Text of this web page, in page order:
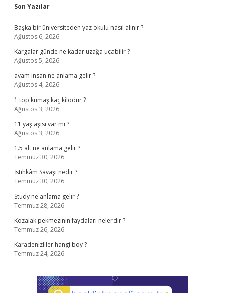
Sidebar
Son Yazılar
Başka bir üniversiteden yaz okulu nasıl alınır ?
Ağustos 6, 2026
Kargalar günde ne kadar uzağa uçabilir ?
Ağustos 5, 2026
avam insan ne anlama gelir ?
Ağustos 4, 2026
1 top kumaş kaç kilodur ?
Ağustos 3, 2026
11 yaş aşısı var mı ?
Ağustos 3, 2026
1.5 alt ne anlama gelir ?
Temmuz 30, 2026
İstihkâm Savaşı nedir ?
Temmuz 30, 2026
Study ne anlama gelir ?
Temmuz 28, 2026
Kozalak pekmezinin faydaları nelerdir ?
Temmuz 26, 2026
Karadenizliler hangi boy ?
Temmuz 24, 2026